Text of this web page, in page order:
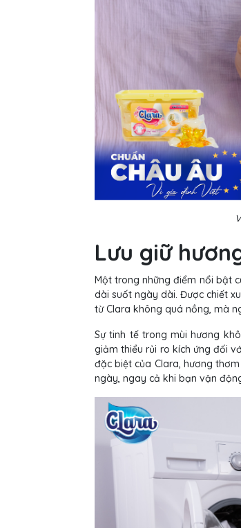
Lưu giữ
Một trong những điểm nổi bật
dài suốt ngày dài. Được chiết
từ Clara không quá nồng, mà
Sự tinh tế trong mùi hương
giảm thiểu rủi ro kích ứng đối
đặc biệt của Clara, hương
ngày, ngay cả khi bạn vận